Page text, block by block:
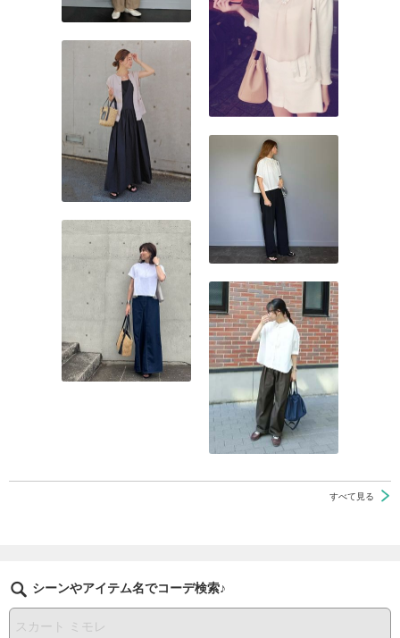
すべて見る
シーンやアイテム名でコーデ検索♪